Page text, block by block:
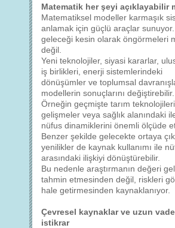
Matematik her şeyi açıklayabilir
Matematiksel modeller karmaşık
anlamak için güçlü araçlar
geleceği kesin olarak öngörmeleri
değil.
Yeni teknolojiler, siyasi kararlar,
iş birlikleri, enerji sistemlerindeki
dönüşümler ve toplumsal
modellerin sonuçlarını değiştirebilir.
Örneğin geçmişte tarım
gelişmeler veya sağlık alanındaki
nüfus dinamiklerini önemli ölçüde
Benzer şekilde gelecekte ortaya
yenilikler de kaynak kullanımı ile
arasındaki ilişkiyi dönüştürebilir.
Bu nedenle araştırmanın değeri
tahmin etmesinden değil, riskleri
hale getirmesinden kaynaklanıyor.
Çevresel kaynaklar ve uzun
istikrar